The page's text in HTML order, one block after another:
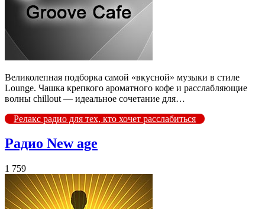
Великолепная подборка самой «вкусной» музыки в стиле
Lounge. Чашка крепкого ароматного кофе и расслабляющие
волны chillout — идеальное сочетание для…
Релакс радио для тех, кто хочет расслабиться
Радио New age
1 759